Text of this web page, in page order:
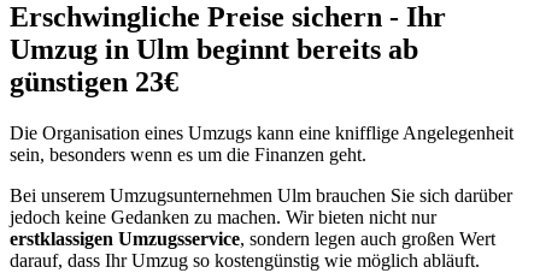
Erschwingliche Preise sichern - Ihr
Umzug in Ulm beginnt bereits ab
günstigen 23€
Die Organisation eines Umzugs kann eine knifflige Angelegenheit
sein, besonders wenn es um die Finanzen geht.
Bei unserem Umzugsunternehmen Ulm brauchen Sie sich darüber
jedoch keine Gedanken zu machen. Wir bieten nicht nur
erstklassigen Umzugsservice, sondern legen auch großen Wert
darauf, dass Ihr Umzug so kostengünstig wie möglich abläuft.